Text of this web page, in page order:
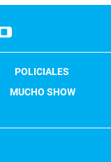
POLICIALES
MUCHO SHOW